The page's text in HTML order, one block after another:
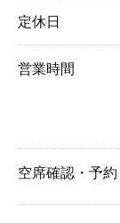
定休日
営業時間
空席確認・予約